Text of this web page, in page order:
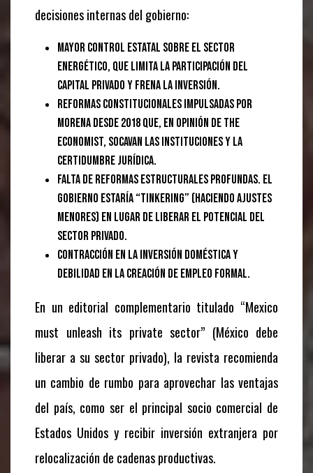
decisiones internas del gobierno:
Mayor control estatal sobre el sector
energético, que limita la participación del
capital privado y frena la inversión.
Reformas constitucionales impulsadas por
Morena desde 2018 que, en opinión de The
Economist, socavan las instituciones y la
certidumbre jurídica.
Falta de reformas estructurales profundas. El
gobierno estaría “tinkering” (haciendo ajustes
menores) en lugar de liberar el potencial del
sector privado.
Contracción en la inversión doméstica y
debilidad en la creación de empleo formal.
En un editorial complementario titulado “Mexico
must unleash its private sector” (México debe
liberar a su sector privado), la revista recomienda
un cambio de rumbo para aprovechar las ventajas
del país, como ser el principal socio comercial de
Estados Unidos y recibir inversión extranjera por
relocalización de cadenas productivas.